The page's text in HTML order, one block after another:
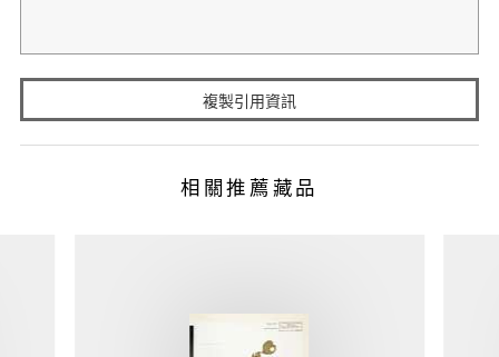
複製引用資訊
相關推薦藏品